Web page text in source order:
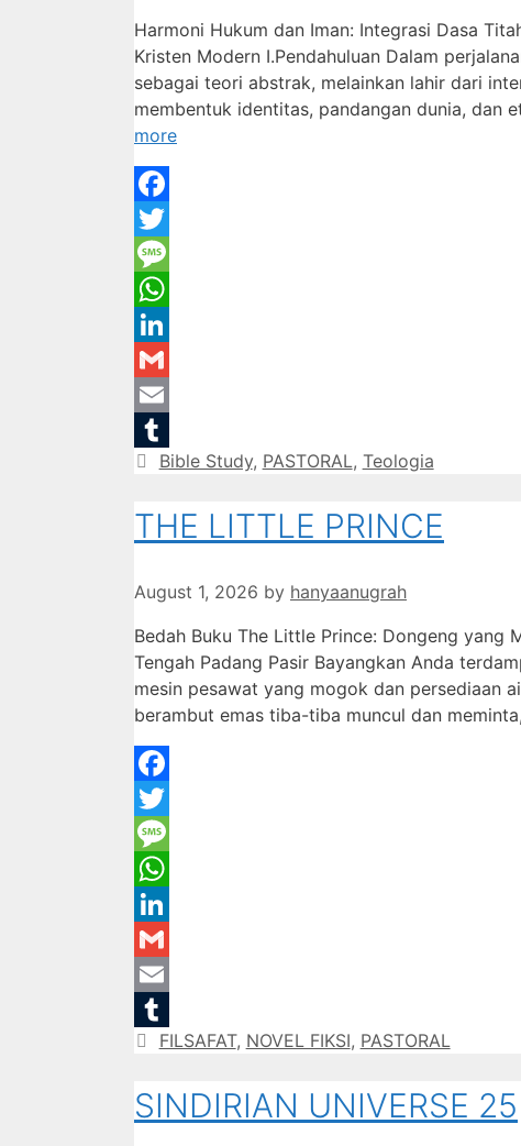
Harmoni Hukum dan Iman: Integrasi Dasa
Kristen Modern I.Pendahuluan Dalam
sebagai teori abstrak, melainkan lahir dari
membentuk identitas, pandangan dunia, dan
more
Facebook
Twitter
Message
WhatsApp
LinkedIn
Gmail
Email
Tumblr
Categories
Bible Study, PASTORAL, Teologia
THE LITTLE PRINCE
August 1, 2026 by hanyaanugrah
Bedah Buku The Little Prince: Dongeng yang
Tengah Padang Pasir Bayangkan Anda
mesin pesawat yang mogok dan persediaan
berambut emas tiba-tiba muncul dan
Facebook
Twitter
Message
WhatsApp
LinkedIn
Gmail
Email
Tumblr
Categories
FILSAFAT, NOVEL FIKSI, PASTORAL
SINDIRIAN UNIVERSE 25